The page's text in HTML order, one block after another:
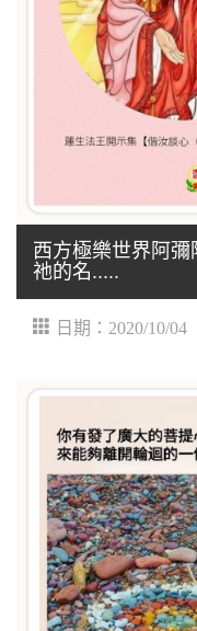
西方極樂世界阿
祂的名.....
日期：2020/10/04